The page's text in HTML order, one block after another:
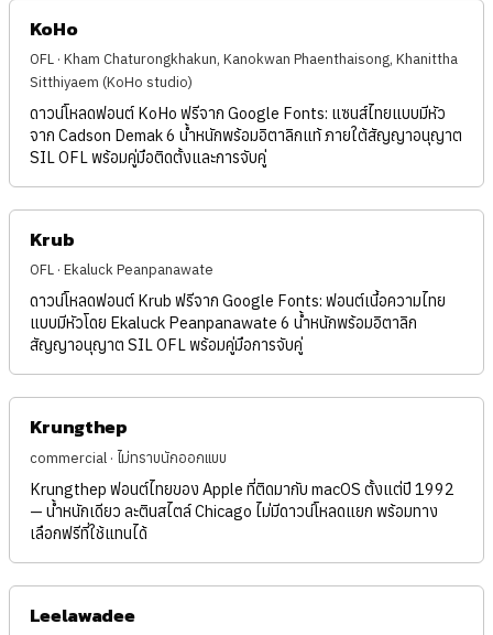
KoHo
OFL · Kham Chaturongkhakun, Kanokwan Phaenthaisong, Khanittha
Sitthiyaem (KoHo studio)
ดาวน์โหลดฟอนต์ KoHo ฟรีจาก Google Fonts: แซนส์ไทยแบบมีหัว
จาก Cadson Demak 6 น้ำหนักพร้อมอิตาลิกแท้ ภายใต้สัญญาอนุญาต
SIL OFL พร้อมคู่มือติดตั้งและการจับคู่
Krub
OFL · Ekaluck Peanpanawate
ดาวน์โหลดฟอนต์ Krub ฟรีจาก Google Fonts: ฟอนต์เนื้อความไทย
แบบมีหัวโดย Ekaluck Peanpanawate 6 น้ำหนักพร้อมอิตาลิก
สัญญาอนุญาต SIL OFL พร้อมคู่มือการจับคู่
Krungthep
commercial · ไม่ทราบนักออกแบบ
Krungthep ฟอนต์ไทยของ Apple ที่ติดมากับ macOS ตั้งแต่ปี 1992
— น้ำหนักเดียว ละตินสไตล์ Chicago ไม่มีดาวน์โหลดแยก พร้อมทาง
เลือกฟรีที่ใช้แทนได้
Leelawadee